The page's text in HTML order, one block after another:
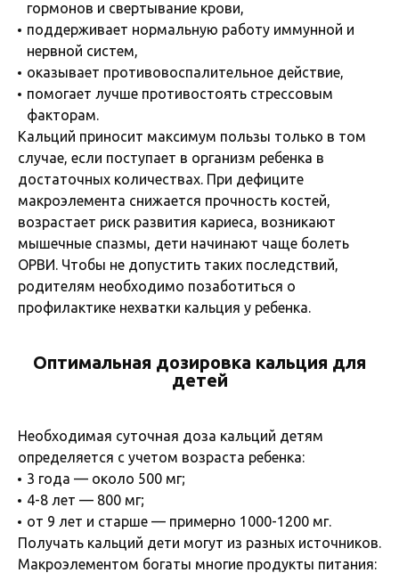
гормонов и свертывание крови,
поддерживает нормальную работу иммунной и
нервной систем,
оказывает противовоспалительное действие,
помогает лучше противостоять стрессовым
факторам.
Кальций приносит максимум пользы только в том
случае, если поступает в организм ребенка в
достаточных количествах. При дефиците
макроэлемента снижается прочность костей,
возрастает риск развития кариеса, возникают
мышечные спазмы, дети начинают чаще болеть
ОРВИ. Чтобы не допустить таких последствий,
родителям необходимо позаботиться о
профилактике нехватки кальция у ребенка.
Оптимальная дозировка кальция для
детей
Необходимая суточная доза кальций детям
определяется с учетом возраста ребенка:
3 года — около 500 мг;
4-8 лет — 800 мг;
от 9 лет и старше — примерно 1000-1200 мг.
Получать кальций дети могут из разных источников.
Макроэлементом богаты многие продукты питания: